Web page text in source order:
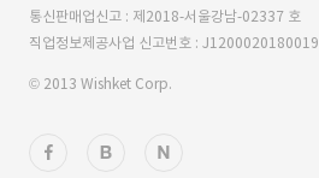
통신판매업신고 : 제2018-서울강남-02337 호
직업정보제공사업 신고번호 : J1200020180019
© 2013 Wishket Corp.